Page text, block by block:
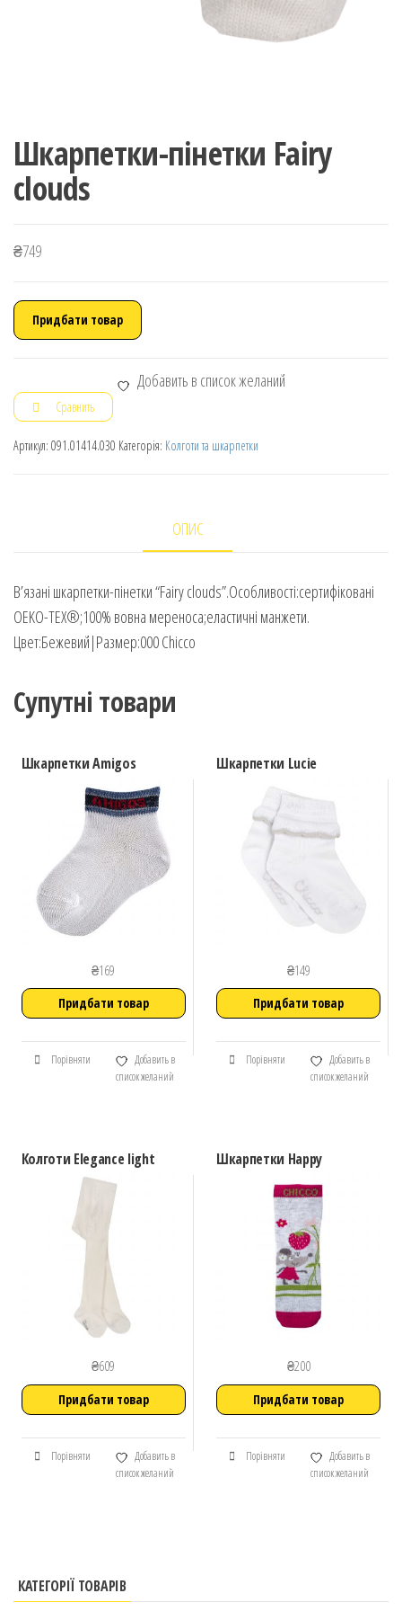
Шкарпетки-пінетки Fairy
clouds
₴749
Придбати товар
Добавить в список желаний
Сравнить
Артикул: 091.01414.030 Категорія: Колготи та шкарпетки
ОПИС
В’язані шкарпетки-пінетки “Fairy clouds”.Особливості:сертифіковані
OEKO-TEX®;100% вовна мереноса;еластичні манжети.
Цвет:Бежевий|Размер:000 Chicco
Супутні товари
Шкарпетки Amigos
₴169
Придбати товар
Порівняти
Добавить в
список желаний
Шкарпетки Lucie
₴149
Придбати товар
Порівняти
Добавить в
список желаний
Колготи Elegance light
₴609
Придбати товар
Порівняти
Добавить в
список желаний
Шкарпетки Happy
₴200
Придбати товар
Порівняти
Добавить в
список желаний
КАТЕГОРІЇ ТОВАРІВ